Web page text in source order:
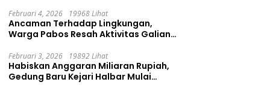
Februari 4, 2026 19968 Lihat
Ancaman Terhadap Lingkungan,
Warga Pabos Resah Aktivitas Galian
Februari 3, 2026 19892 Lihat
Habiskan Anggaran Miliaran Rupiah,
Gedung Baru Kejari Halbar Mulai